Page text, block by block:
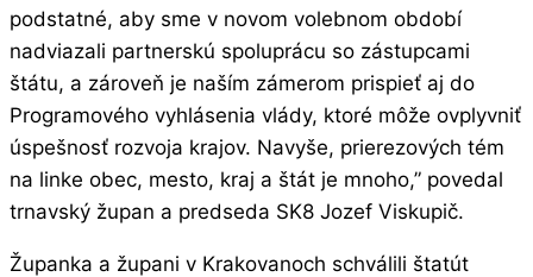
podstatné, aby sme v novom volebnom období
nadviazali partnerskú spoluprácu so zástupcami
štátu, a zároveň je naším zámerom prispieť aj do
Programového vyhlásenia vlády, ktoré môže ovplyvniť
úspešnosť rozvoja krajov. Navyše, prierezových tém
na linke obec, mesto, kraj a štát je mnoho,” povedal
trnavský župan a predseda SK8 Jozef Viskupič.
Županka a župani v Krakovanoch schválili štatút